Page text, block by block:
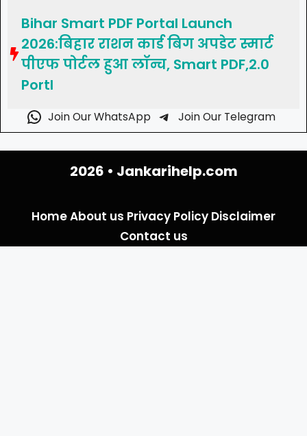
Bihar Smart PDF Portal Launch
2026:बिहार राशन कार्ड बिग अपडेट स्मार्ट
पीएफ पोर्टल हुआ लॉन्च, Smart PDF,2.0
Portl
Join Our WhatsApp Join Our Telegram
2026 • Jankarihelp.com
HomeAbout us Privacy Policy Disclaimer
Contact us